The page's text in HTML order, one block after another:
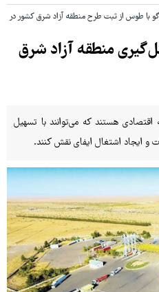
با طوس از ثبت طرح منطقه آزاد شرق کشور در
منطقه آزاد شرق
اقتصادی هستند که می‌توانند با تسهیل
و ایجاد اشتغال ایفای نقش کنند.